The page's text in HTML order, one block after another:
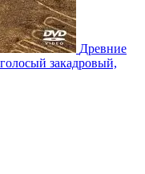
Древние
закадровый,